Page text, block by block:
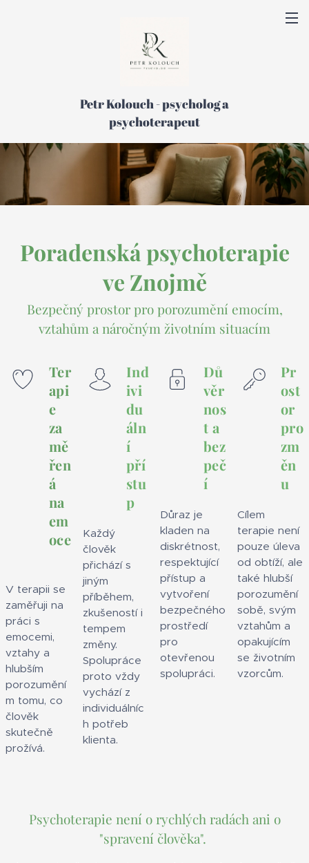
Petr Kolouch - psycholog a
psychoterapeut
Poradenská psychoterapie
ve Znojmě
Bezpečný prostor pro porozumění emocím,
vztahům a náročným životním situacím
Ter
api
e
za
mě
řen
á
na
em
oce
V terapii se
zaměřuji na
práci s
emocemi,
vztahy a
hlubším
porozumění
m tomu, co
člověk
skutečně
prožívá.
Ind
ivi
du
áln
í
pří
stu
p
Každý
člověk
přichází s
jiným
příběhem,
zkušeností i
tempem
změny.
Spolupráce
proto vždy
vychází z
individuálníc
h potřeb
klienta.
Dů
věr
nos
t a
bez
peč
í
Důraz je
kladen na
diskrétnost,
respektující
přístup a
vytvoření
bezpečného
prostředí
pro
otevřenou
spolupráci.
Pr
ost
or
pro
zm
ěn
u
Cílem
terapie není
pouze úleva
od obtíží, ale
také hlubší
porozumění
sobě, svým
vztahům a
opakujícím
se životním
vzorcům.
Psychoterapie není o rychlých radách ani o
"spravení člověka".